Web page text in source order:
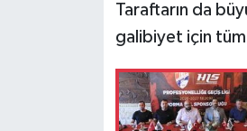
Taraftarın da
galibiyet için tüm